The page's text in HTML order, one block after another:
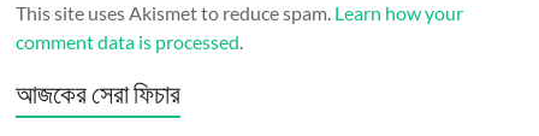
This site uses Akismet to reduce spam. Learn how your
comment data is processed.
আজকের সেরা ফিচার